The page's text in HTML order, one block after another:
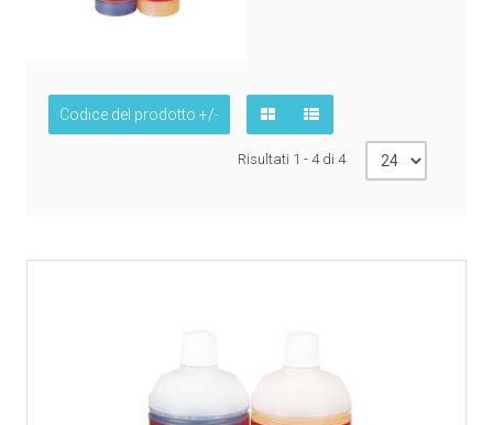
Codice del prodotto +/-
Risultati 1 - 4 di 4